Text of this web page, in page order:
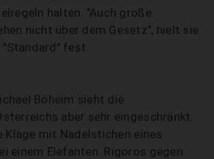
halten. "Auch große
nicht über dem Gesetz", hielt sie
fest.
Böheim sieht die
aber sehr eingeschränkt.
Klage mit Nadelstichen eines
einem Elefanten. Rigoros gegen